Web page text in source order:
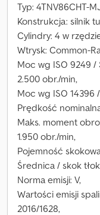
Typ: 4TNV86CHT-
Konstrukcja: silnik
Cylindry: 4 w
Wtrysk: Common-
Moc wg ISO 9249 /
2.500 obr./min,
Moc wg ISO 14396
Prędkość
Maks. moment
1.950 obr./min,
Pojemność
Średnica / skok
Norma emisji: V,
Wartości emisji
2016/1628,